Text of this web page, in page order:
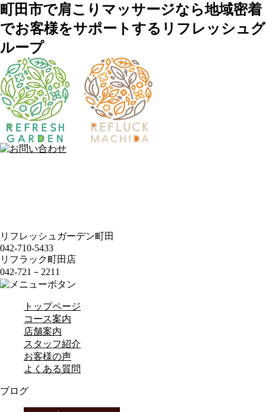
町田市で肩こりマッサージなら地域密着
でお客様をサポートするリフレッシュグ
ループ
リフレッシュガーデン町田
042-710-5433
リフラック町田店
042-721－2211
トップページ
コース案内
店舗案内
スタッフ紹介
お客様の声
よくある質問
ブログ